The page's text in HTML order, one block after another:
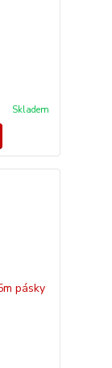
Skladem